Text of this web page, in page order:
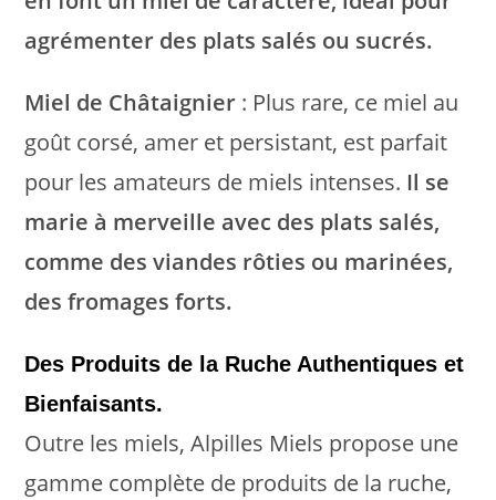
agrémenter des plats salés ou sucrés.
Miel de Châtaignier : Plus rare, ce miel au
goût corsé, amer et persistant, est parfait
pour les amateurs de miels intenses. Il se
marie à merveille avec des plats salés,
comme des viandes rôties ou marinées,
des fromages forts.
Des Produits de la Ruche Authentiques et
Bienfaisants.
Outre les miels, Alpilles Miels propose une
gamme complète de produits de la ruche,